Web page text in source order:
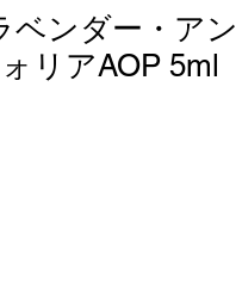
ベンダー・アン
リアAOP 5ml